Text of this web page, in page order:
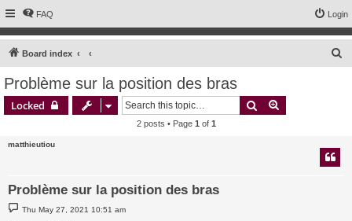
FAQ Login
Board index
Problème sur la position des bras
Locked Search
2 posts • Page 1 of 1
matthieutiou
Problème sur la position des bras
P
o
Thu May 27, 2021 10:51 am